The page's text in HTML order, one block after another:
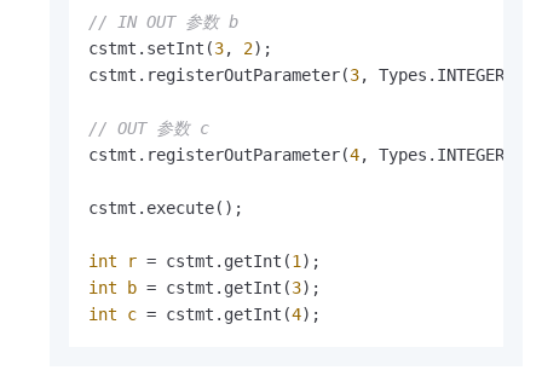
// IN OUT 参数 b
cstmt.setInt(3, 2);
cstmt.registerOutParameter(3, Types.INTEGER);
// OUT 参数 c
cstmt.registerOutParameter(4, Types.INTEGER);
cstmt.execute();
int r = cstmt.getInt(1
int
b = cstmt.getInt(3
int
c = cstmt.getInt(4);